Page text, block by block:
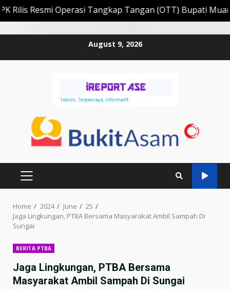
Tangkap Tangan (OTT) Bupati Muara Enim Edison
August 9, 2026
PRIMARY
Home 2024 June
25
Jaga Lingkungan, PTBA Bersama Masyarakat Ambil Sampah Di
Sungai
BERITA PTBA
Jaga Lingkungan, PTBA Bersama
Masyarakat Ambil Sampah Di Sungai